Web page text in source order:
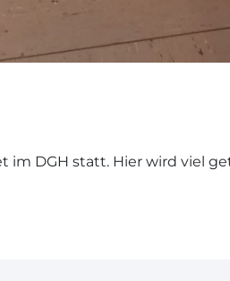
im DGH statt. Hier wird viel